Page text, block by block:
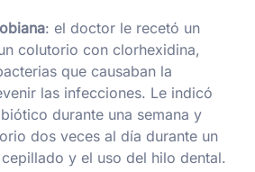
: el doctor le recetó un
colutorio con clorhexidina,
que causaban la
las infecciones. Le indicó
durante una semana y
dos veces al día durante un
y el uso del hilo dental.